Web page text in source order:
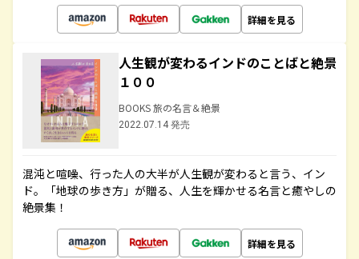
詳細を見る
人生観が変わるインドのことばと絶景
１００
BOOKS 旅の名言＆絶景
2022.07.14 発売
混沌と喧噪、行った人の大半が人生観が変わると言う、イン
ド。「地球の歩き方」が贈る、人生を輝かせる名言と癒やしの
絶景集！
詳細を見る